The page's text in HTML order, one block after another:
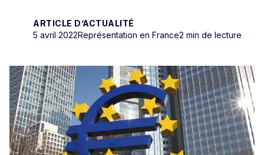
ARTICLE D’ACTUALITÉ
5 avril 2022Représentation en France2 min de lecture